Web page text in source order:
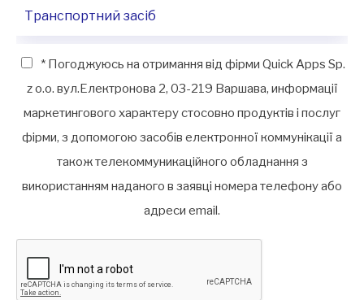
* Погоджуюсь на отримання від фірми Quick Apps Sp.
z o.o. вул.Електронова 2, 03-219 Варшава, информації
маркетингового характеру стосовно продуктів і послуг
фірми, з допомогою засобів електронної коммунікації а
також телекоммуникаційного обладнання з
використанням наданого в заявці номера телефону або
адреси email.